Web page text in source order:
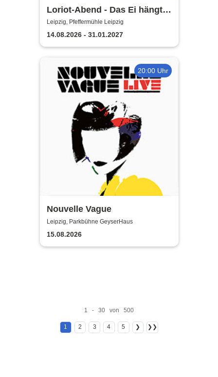
Loriot-Abend - Das Ei hängt
schief | Kabarett Leipziger
Pfeffermühle
Leipzig, Pfeffermühle Leipzig
14.08.2026 - 31.01.2027
20:00 Uhr
Nouvelle Vague
Leipzig, Parkbühne GeyserHaus
15.08.2026
1 - 30 von 500
1 2 3 4 5 ❯ ❯❯